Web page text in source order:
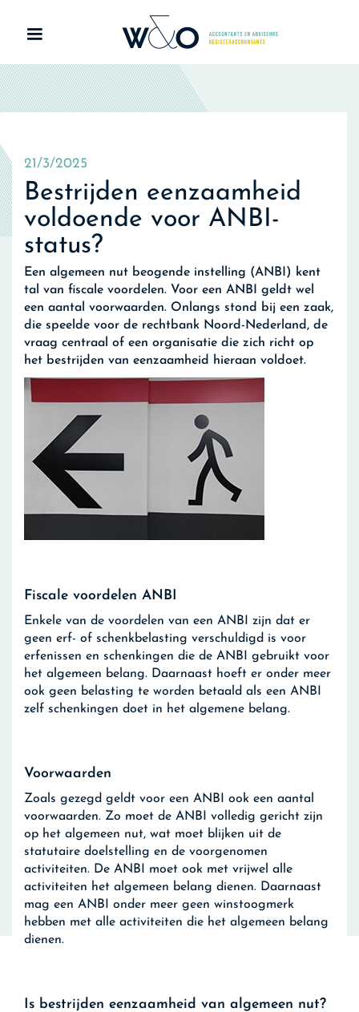
21/3/2025
Bestrijden eenzaamheid
voldoende voor ANBI-
status?
Een algemeen nut beogende instelling (ANBI) kent
tal van fiscale voordelen. Voor een ANBI geldt wel
een aantal voorwaarden. Onlangs stond bij een zaak,
die speelde voor de rechtbank Noord-Nederland, de
vraag centraal of een organisatie die zich richt op
het bestrijden van eenzaamheid hieraan voldoet.
Fiscale voordelen ANBI
Enkele van de voordelen van een ANBI zijn dat er
geen erf- of schenkbelasting verschuldigd is voor
erfenissen en schenkingen die de ANBI gebruikt voor
het algemeen belang. Daarnaast hoeft er onder meer
ook geen belasting te worden betaald als een ANBI
zelf schenkingen doet in het algemene belang.
Voorwaarden
Zoals gezegd geldt voor een ANBI ook een aantal
voorwaarden. Zo moet de ANBI volledig gericht zijn
op het algemeen nut, wat moet blijken uit de
statutaire doelstelling en de voorgenomen
activiteiten. De ANBI moet ook met vrijwel alle
activiteiten het algemeen belang dienen. Daarnaast
mag een ANBI onder meer geen winstoogmerk
hebben met alle activiteiten die het algemeen belang
dienen.
Is bestrijden eenzaamheid van algemeen nut?